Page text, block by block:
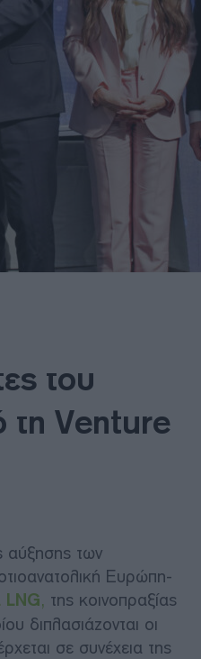
του
τη Venture
αύξησης των
Ευρώπη-
, της κοινοπραξίας
διπλασιάζονται οι
σε συνέχεια της